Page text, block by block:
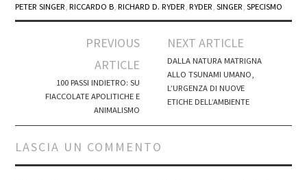
PETER SINGER ,RICCARDO B ,RICHARD D. RYDER ,RYDER ,SINGER ,SPECISMO
PREVIOUS
ARTICLE
100 PASSI INDIETRO: SU
FIACCOLATE APOLITICHE E
ANIMALISMO
NEXT ARTICLE
DALLA NATURA MATRIGNA
ALLO TSUNAMI UMANO,
L’URGENZA DI NUOVE
ETICHE DELL’AMBIENTE
LASCIA UN COMMENTO